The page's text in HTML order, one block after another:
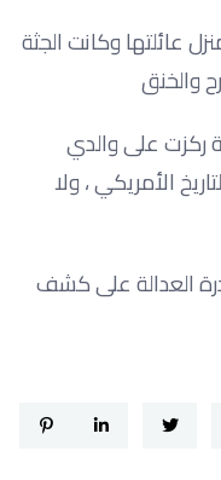
بينيت رامزي البالغة من العمر 6 سنوات في قبو بمنزل عائلتها وكانت الجثة
والخنق
ركزت على والدي
الأمريكي ، ولا
العدالة على كشف